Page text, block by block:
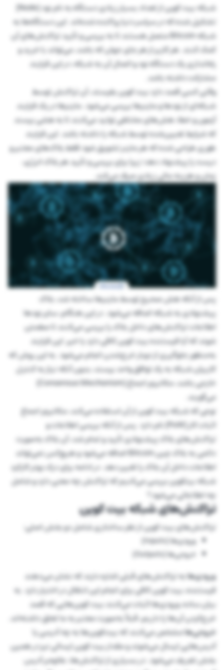
شبکه بیت کوین از تعداد بسیار زیادی دستگاه به نام نود (Node)
تشکیل شده که در سراسر دنیا پراکنده شده‌اند. این دستگاه‌ها به
شبکه Bitcoin متصل هستند تا به بررسی و تأیید تراکنش‌های آن
کمک کنند. هر کاربر از هر جای جهان که باشد، می‌تواند با خرید و
راه‌اندازی یک دستگاه نود و اتصال آن به شبکه، در این فرایند
مشارکت داشته باشد.
وقتی کسی قصد دارد بیت کوین بفرستد، آن تراکنش توسط
شبکه‌ای از نودها و ماینرها بررسی می‌شود. ماینرها در یک فرایند
آزمون و خطا، هش‌های مختلفی تولید می‌کنند تا به هشی برسند
که شرایط تعیین‌شده توسط شبکه را داشته باشد. این فرایند
طوری طراحی شده که هر ماینر تشویق شود فقط بلاک‌های معتبر و
درست را پیشنهاد دهد؛ زیرا برای بررسی و تأیید هر بلاک انرژی،
زمان و هزینه مالی زیادی صرف می‌کند.
پس از آنکه هش صحیح توسط ماینرها ساخته شد، بلاک
پیشنهادی به شبکه اضافه می‌شود. در این هنگام، سایر نودها
اطلاعات تراکنش‌های داخل بلاک را بررسی می‌کنند تا مطمئن
شوند که آیا فرستنده بیت کوین کافی دارد یا خیر. این فرایند
به‌منظور جلوگیری از دوبار خرج‌شدن انجام می‌شود. به این روش که
کاربران شبکه به یک توافق واحد برسند، بدون آنکه نیاز به کنترل
خارجی باشد، مکانیزم اجماع (Consensus Mechanism)
می‌گویند.
نوعی که شبکه بیت کوین از آن استفاده می‌کند، مکانیزم اجماع
اثبات کار (PoW) نام دارد. پس از آنکه بررسی اطلاعات و
تراکنش‌های بلاک پیشنهادی تأیید و تمام شد، آن بلاک به‌صورت
دائمی به بلاک چین Bitcoin اضافه می‌شود و هیچ‌کس نمی‌تواند
اطلاعات داخل آن بلاک را تغییر دهد. در ادامه برای درک بهتر کارکرد
شبکه بیتکوین بررسی می‌کنیم که تراکنش چه معنی دارد و شامل
چه اطلاعاتی می‌شود؟
تراکنش‌های شبکه بیت کوین
تراکنش‌های بیت کوین از نظر ساختاری شامل دو بخش اصلی:
ورودی‌ها (Inputs)
خروجی‌ها (Outputs)
ورودی‌هابه تراکنش‌های قبلی اشاره دارند که نشان می‌دهند
فرستنده، بیت کوین کافی برای انجام این انتقال در اختیار دارد. به
بیان ساده، ورودی‌ها اثبات می‌کنند بیت کوین‌هایی که قصد
خرج‌کردن آن‌ها را داریم، قبلاً به‌صورت معتبر به ما تعلق داشته‌اند.
خروجی‌هامشخص می‌کنند که بیت‌کوین‌ها به چه آدرسی یا
آدرس‌هایی ارسال می‌شوند و مقدار بیت کوین ارسالی نیز در همین
بخش تعریف می‌شود. در بسیاری از تراکنش‌ها، علاوه‌بر آدرس